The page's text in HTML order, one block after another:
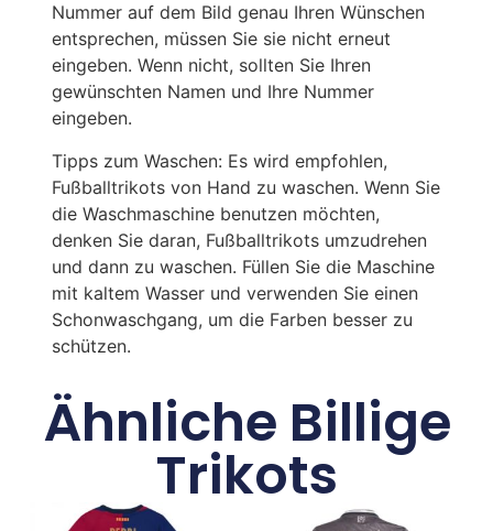
Nummer auf dem Bild genau Ihren Wünschen
entsprechen, müssen Sie sie nicht erneut
eingeben. Wenn nicht, sollten Sie Ihren
gewünschten Namen und Ihre Nummer
eingeben.
Tipps zum Waschen: Es wird empfohlen,
Fußballtrikots von Hand zu waschen. Wenn Sie
die Waschmaschine benutzen möchten,
denken Sie daran, Fußballtrikots umzudrehen
und dann zu waschen. Füllen Sie die Maschine
mit kaltem Wasser und verwenden Sie einen
Schonwaschgang, um die Farben besser zu
schützen.
Ähnliche Billige
Trikots